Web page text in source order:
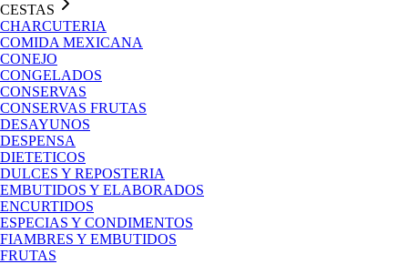
CESTAS
CHARCUTERIA
COMIDA MEXICANA
CONEJO
CONGELADOS
CONSERVAS
CONSERVAS FRUTAS
DESAYUNOS
DESPENSA
DIETETICOS
DULCES Y REPOSTERIA
EMBUTIDOS Y ELABORADOS
ENCURTIDOS
ESPECIAS Y CONDIMENTOS
FIAMBRES Y EMBUTIDOS
FRUTAS